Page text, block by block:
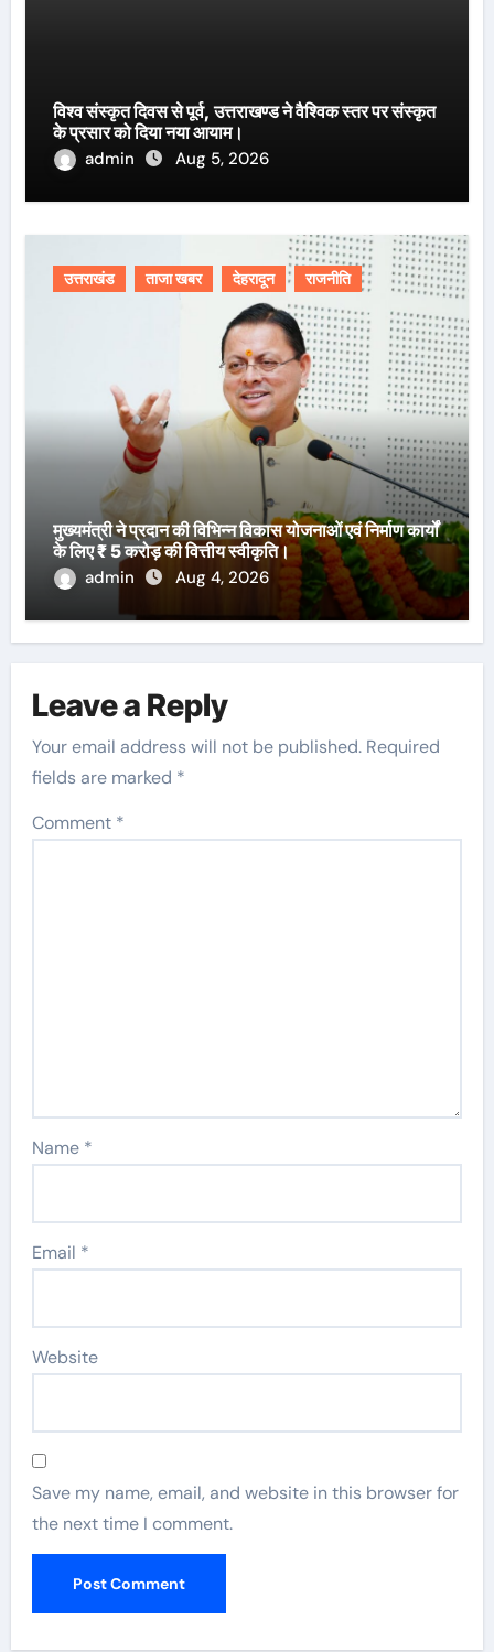
विश्व संस्कृत दिवस से पूर्व, उत्तराखण्ड ने वैश्विक स्तर पर संस्कृत
के प्रसार को दिया नया आयाम।
admin
Aug 5, 2026
उत्तराखंड ताजा खबर देहरादून राजनीति
मुख्यमंत्री ने प्रदान की विभिन्न विकास योजनाओं एवं निर्माण कार्यों
के लिए ₹ 5 करोड़ की वित्तीय स्वीकृति।
admin
Aug 4, 2026
Leave a Reply
Your email address will not be published. Required
fields are marked *
Comment *
Name *
Email *
Website
Save my name, email, and website in this browser for
the next time I comment.